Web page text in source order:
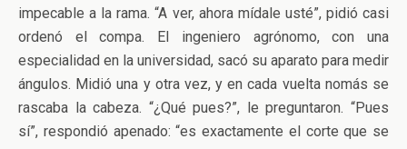
impecable a la rama. “A ver, ahora mídale usté”, pidió casi
ordenó el compa. El ingeniero agrónomo, con una
especialidad en la universidad, sacó su aparato para medir
ángulos. Midió una y otra vez, y en cada vuelta nomás se
rascaba la cabeza. “¿Qué pues?”, le preguntaron. “Pues
sí”, respondió apenado: “es exactamente el corte que se